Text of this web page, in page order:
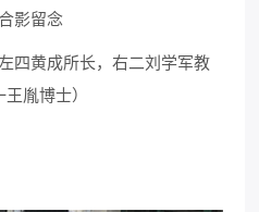
合影留念
四黄成所长，右二刘学军教
胤博士）